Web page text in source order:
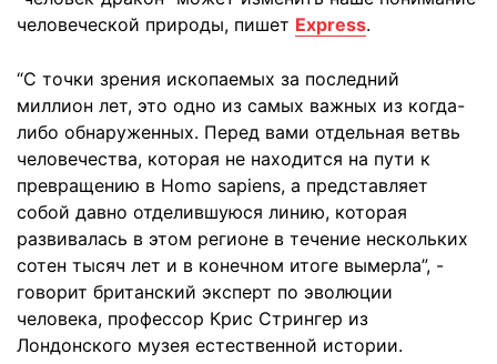
человеческой природы, пишет Express.
“С точки зрения ископаемых за последний
миллион лет, это одно из самых важных из когда-
либо обнаруженных. Перед вами отдельная ветвь
человечества, которая не находится на пути к
превращению в Homo sapiens, а представляет
собой давно отделившуюся линию, которая
развивалась в этом регионе в течение нескольких
сотен тысяч лет и в конечном итоге вымерла”, -
говорит британский эксперт по эволюции
человека, профессор Крис Стрингер из
Лондонского музея естественной истории.